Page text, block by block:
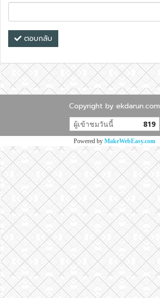
ตอบกลับ
Copyright by ekdarun.com
ผู้เข้าชมวันนี้ 819
Powered by MakeWebEasy.com